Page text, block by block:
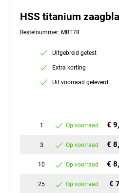
HSS titanium
Bestelnummer: MBT78
Uitgebreid getest
Extra korting
Uit voorraad geleverd
1 Op voorraad €
3 Op voorraad €
10 Op voorraad €
25 Op voorraad €